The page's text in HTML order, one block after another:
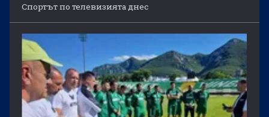
Спортът по телевизията днес